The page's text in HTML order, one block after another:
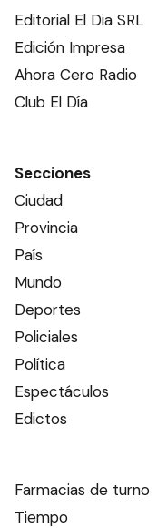
Editorial El Dia SRL
Edición Impresa
Ahora Cero Radio
Club El Día
Secciones
Ciudad
Provincia
País
Mundo
Deportes
Policiales
Política
Espectáculos
Edictos
Farmacias de turno
Tiempo